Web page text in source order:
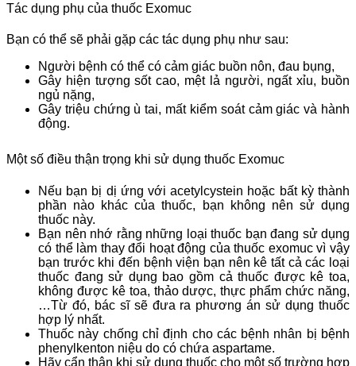
Tác dụng phụ của thuốc Exomuc
Bạn có thể sẽ phải gặp các tác dụng phụ như sau:
Người bệnh có thể có cảm giác buồn nôn, đau bụng,
Gây hiện tượng sốt cao, mệt lả người, ngất xỉu, buồn
ngủ nặng,
Gây triệu chứng ù tai, mất kiểm soát cảm giác và hành
động.
Một số điều thận trọng khi sử dụng thuốc Exomuc
Nếu bạn bị dị ứng với acetylcystein hoặc bất kỳ thành
phần nào khác của thuốc, bạn không nên sử dụng
thuốc này.
Bạn nên nhớ rằng những loại thuốc bạn đang sử dụng
có thể làm thay đổi hoạt động của thuốc exomuc vì vậy
bạn trước khi đến bệnh viện bạn nên kê tất cả các loại
thuốc đang sử dụng bao gồm cả thuốc được kê toa,
không được kê toa, thảo dược, thực phẩm chức năng,
…Từ đó, bác sĩ sẽ đưa ra phương án sử dụng thuốc
hợp lý nhất.
Thuốc này chống chỉ định cho các bệnh nhân bị bệnh
phenylkenton niệu do có chứa aspartame.
Hãy cẩn thận khi sử dụng thuốc cho một số trường hợp